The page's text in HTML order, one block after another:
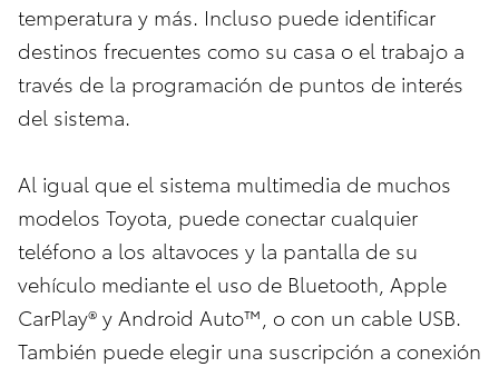
temperatura y más. Incluso puede identificar
destinos frecuentes como su casa o el trabajo a
través de la programación de puntos de interés
del sistema.
Al igual que el sistema multimedia de muchos
modelos Toyota, puede conectar cualquier
teléfono a los altavoces y la pantalla de su
vehículo mediante el uso de Bluetooth, Apple
CarPlay® y Android Auto™, o con un cable USB.
También puede elegir una suscripción a conexión